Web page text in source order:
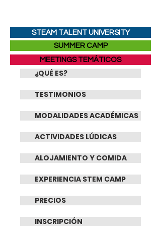
STEAM TALENT UNIVERSITY
SUMMER CAMP
MEETINGS TEMÁTICOS
¿QUÉ ES?
TESTIMONIOS
MODALIDADES ACADÉMICAS
ACTIVIDADES LÚDICAS
ALOJAMIENTO Y COMIDA
EXPERIENCIA STEM CAMP
PRECIOS
INSCRIPCIÓN